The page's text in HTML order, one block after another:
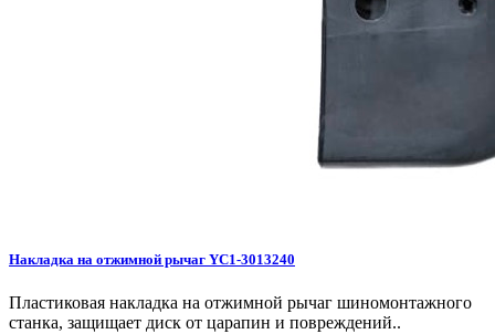
Накладка на отжимной рычаг YC1-3013240
Пластиковая накладка на отжимной рычаг шиномонтажного
станка, защищает диск от царапин и повреждений..